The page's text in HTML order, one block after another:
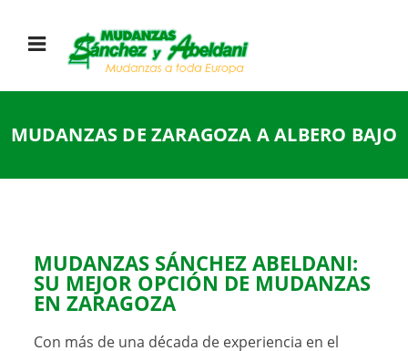
MUDANZAS DE ZARAGOZA A ALBERO BAJO
MUDANZAS SÁNCHEZ ABELDANI:
SU MEJOR OPCIÓN DE MUDANZAS
EN ZARAGOZA
Con más de una década de experiencia en el